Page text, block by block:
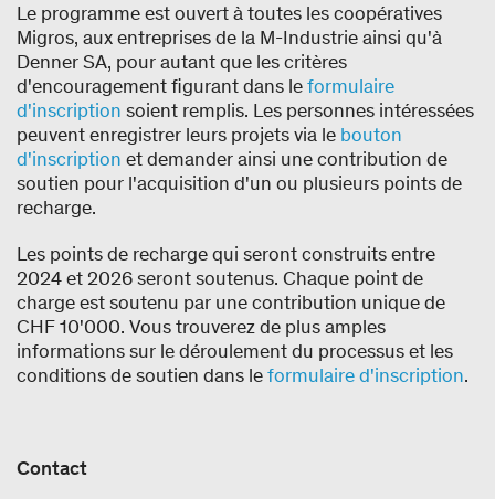
Le programme est ouvert à toutes les coopératives
Migros, aux entreprises de la M-Industrie ainsi qu'à
Denner SA, pour autant que les critères
d'encouragement figurant dans leformulaire
d'inscription soient remplis. Les personnes intéressées
peuvent enregistrer leurs projets via le bouton
d'inscription et demander ainsi une contribution de
soutien pour l'acquisition d'un ou plusieurs points de
recharge.
Les points de recharge qui seront construits entre
2024 et 2026 seront soutenus. Chaque point de
charge est soutenu par une contribution unique de
CHF 10'000. Vous trouverez de plus amples
informations sur le déroulement du processus et les
conditions de soutien dans leformulaire d'inscription.
Contact